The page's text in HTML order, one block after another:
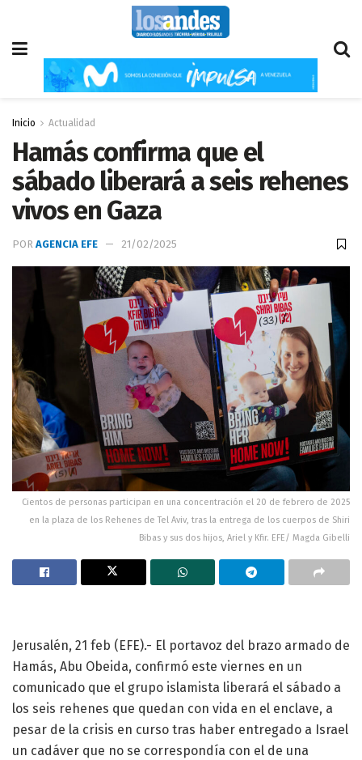
Inicio Actualidad
Hamás confirma que el
sábado liberará a seis rehenes
vivos en Gaza
POR AGENCIA EFE 21/02/2025
Cientos de personas participan en una concentración el 20 de febrero de 2025
en la plaza de los Rehenes de Tel Aviv, tras la entrega de los cuerpos de Shiri
Bibas y sus dos hijos, Ariel y Kfir. EFE/ Magda Gibelli
Jerusalén, 21 feb (EFE).- El portavoz del brazo armado de
Hamás, Abu Obeida, confirmó este viernes en un
comunicado que el grupo islamista liberará el sábado a
los seis rehenes que quedan con vida en el enclave, a
pesar de la crisis en curso tras haber entregado a Israel
un cadáver que no se correspondía con el de una